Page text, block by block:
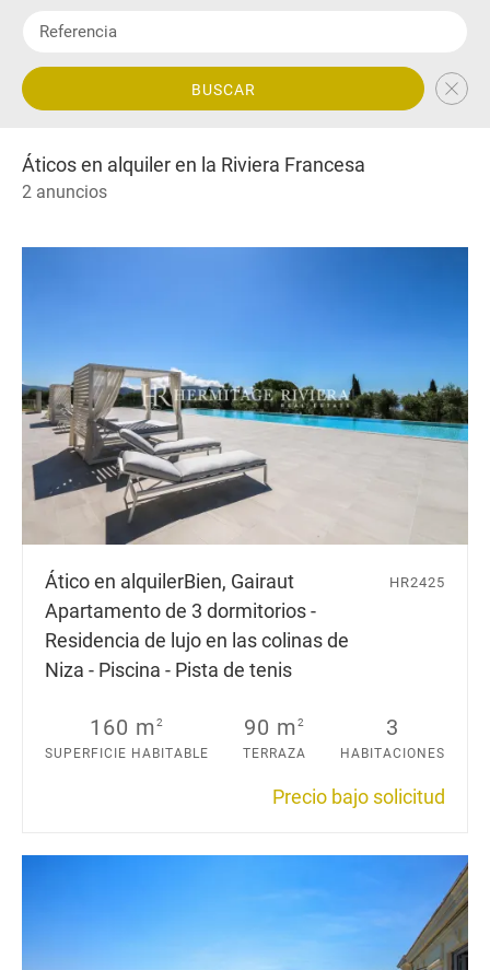
BUSCAR
Áticos en alquiler en la Riviera Francesa
2 anuncios
Ático en alquilerBien, Gairaut
Apartamento de 3 dormitorios -
Residencia de lujo en las colinas de
Niza - Piscina - Pista de tenis
HR2425
160 m2
SUPERFICIE HABITABLE
90 m2
TERRAZA
3
HABITACIONES
Precio bajo solicitud